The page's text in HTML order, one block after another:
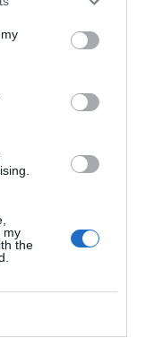
my
the
serán algo más
la sensación